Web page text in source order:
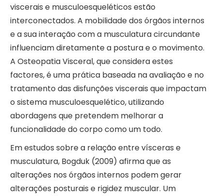
viscerais e musculoesqueléticos estão
interconectados. A mobilidade dos órgãos internos
e a sua interação com a musculatura circundante
influenciam diretamente a postura e o movimento.
A Osteopatia Visceral, que considera estes
factores, é uma prática baseada na avaliação e no
tratamento das disfunções viscerais que impactam
o sistema musculoesquelético, utilizando
abordagens que pretendem melhorar a
funcionalidade do corpo como um todo.
Em estudos sobre a relação entre vísceras e
musculatura, Bogduk (2009) afirma que as
alterações nos órgãos internos podem gerar
alterações posturais e rigidez muscular. Um